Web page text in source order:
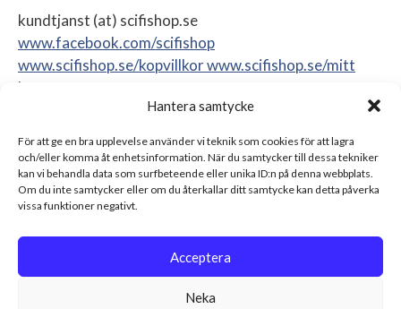
Hantera samtycke
För att ge en bra upplevelse använder vi teknik som cookies för att lagra
och/eller komma åt enhetsinformation. När du samtycker till dessa tekniker
kan vi behandla data som surfbeteende eller unika ID:n på denna webbplats.
Om du inte samtycker eller om du återkallar ditt samtycke kan detta påverka
vissa funktioner negativt.
Acceptera
Neka
kundtjanst (at) scifishop.se
www.facebook.com/scifishop
www.scifishop.se/kopvillkorwww.scifishop.se/mitt
konto
Sweden